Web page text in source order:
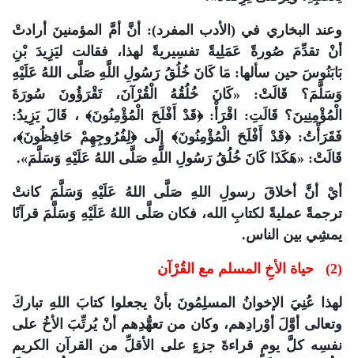
وعند البخاري في (الأدب المفرد): أنَّ أمَّ المؤمنينَ أرادتْ
أنْ تقدِّمَ صُورةً عَمَلِيةً تفسِيريةً لهذا، فقالت ليَزِيدَ بْنِ
بَابَنُوسَ حين سألها: مَا كَانَ خُلُقُ رَسُولِ اللَّهِ صَلَّى اللهُ عَلَيْهِ
وَسَلَّمَ؟ قَالَتْ: «كَانَ خُلُقُهُ الْقُرْآنَ، تَقْرَؤُونَ سُورَةَ
الْمُؤْمِنِينَ؟ قَالَتِ: اقْرَأْ: ﴿قَدْ أَفْلَحَ الْمُؤْمِنُونَ﴾ ، قَالَ يَزِيدُ:
فَقَرَأْتُ: ﴿قَدْ أَفْلَحَ الْمُؤْمِنُونَ﴾ إِلَى ﴿لِفُرُوجِهِمْ حَافِظُونَ﴾،
قَالَتْ: «هَكَذَا كَانَ خُلُقُ رَسُولِ اللَّهِ صَلَّى اللهُ عَلَيْهِ وَسَلَّمَ».
أيْ أنَّ أخلاقَ رسولِ اللهِ صَلَّى اللهُ عَلَيْهِ وَسَلَّمَ كانتْ
ترجمةً عمليةً لكتابِ الله، فكان صَلَّى اللهُ عَلَيْهِ وَسَلَّمَ قرآنًا
يمشِي بين الناس.
(2) حياة الأخِ المسلم مع القُرْآن
لهذا عُنِيَ الإخوانُ المسلِمُونَ بأنْ يجعلوا كتابَ اللهِ تباركَ
وتعالى أوَّلَ أوْرادِهم، وكان من تعهُّدِهم أنْ يُرتِّبَ الأخُ على
نفسِه كلَّ يومٍ قراءةَ جزءٍ على الأقلِّ من القرآن الكريم